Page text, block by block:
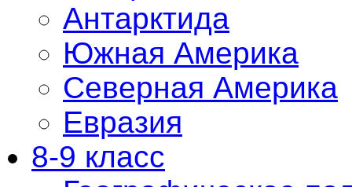
Антарктида
Южная Америка
Северная Америка
Евразия
8-9 класс